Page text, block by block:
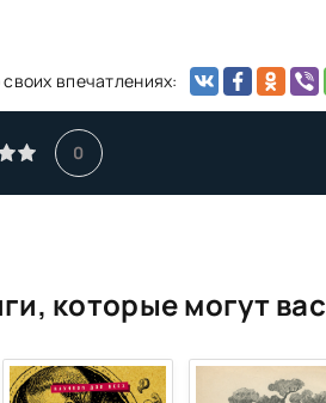
впечатлениях:
0
которые могут